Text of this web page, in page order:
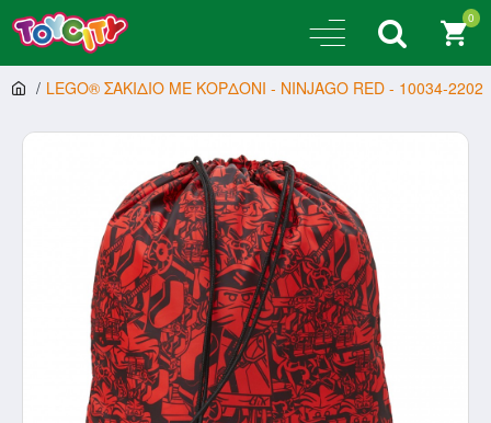
0
LEGO® ΣΑΚΙΔΙΟ ΜΕ ΚΟΡΔΟΝΙ - NINJAGO RED - 10034-2202